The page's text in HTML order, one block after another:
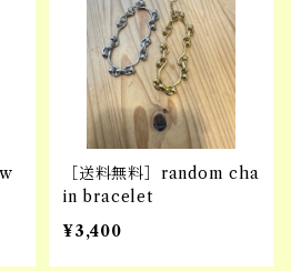
［送料無料］random cha
in bracelet
¥3,400